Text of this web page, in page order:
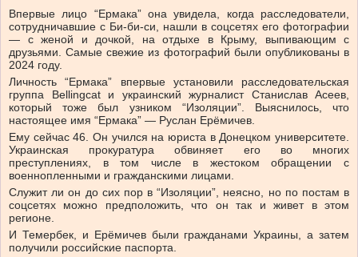
Впервые лицо “Ермака” она увидела, когда расследователи,
сотрудничавшие с Би-би-си, нашли в соцсетях его фотографии
— с женой и дочкой, на отдыхе в Крыму, выпивающим с
друзьями. Самые свежие из фотографий были опубликованы в
2024 году.
Личность “Ермака” впервые установили расследовательская
группа Bellingcat и украинский журналист Станислав Асеев,
который тоже был узником “Изоляции”. Выяснилось, что
настоящее имя “Ермака” — Руслан Ерёмичев.
Ему сейчас 46. Он учился на юриста в Донецком университете.
Украинская прокуратура обвиняет его во многих
преступлениях, в том числе в жестоком обращении с
военнопленными и гражданскими лицами.
Служит ли он до сих пор в “Изоляции”, неясно, но по постам в
соцсетях можно предположить, что он так и живет в этом
регионе.
И Темербек, и Ерёмичев были гражданами Украины, а затем
получили российские паспорта.